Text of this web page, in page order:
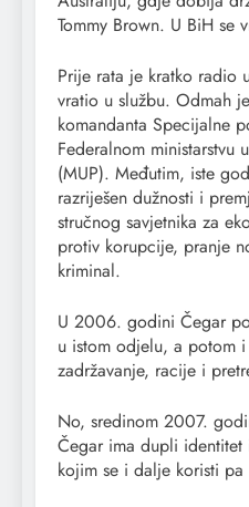
Tommy Brown. U BiH se
Prije rata je kratko
vratio u službu. Odmah
komandanta Specijalne
Federalnom ministarstvu
(MUP). Međutim, iste
razriješen dužnosti i
stručnog savjetnika za
protiv korupcije, pranje
kriminal.
U 2006. godini Čegar
u istom odjelu, a potom
zadržavanje, racije i
No, sredinom 2007.
Čegar ima dupli identitet
kojim se i dalje koristi